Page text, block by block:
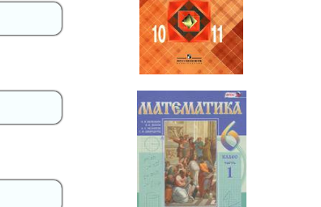
Геометрия
10-11 класс
Математика
6 класс